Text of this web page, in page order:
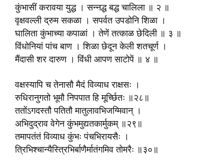
कुंभासीं करावया युद्ध । सन्नद्ध बद्ध चालिला ॥ २ ॥
वृक्षवल्ली द्रुम सकळा । सपर्वत उपडोनि शिळा ।
घालिता कुंभाच्या कपाळां । तेणें तत्काळ छेदिली ॥ ३ ॥
विंधोनियां पांच बाण । शिळा छेदून केली शतचूर्ण ।
मैंदासी शर दारुण । विंधी आपण साटोपें ॥ ४ ॥
वक्षस्यापि च तेनासौ मैदं विव्याध राक्षसः ।
रुधिरानुगतो भूमौ निपपात हि मूर्च्छितः ॥२८॥
ततोंऽगदस्तौ पतितौ मातुलावभिजग्मिवान् ।
अभिदुद्राव वेगेन कुंभमुद्यतकार्मुकम् ॥२९॥
तमापतंतं विव्याध कुंभः पंचभिरायसैः ।
त्रिभिश्चान्यैस्त्रिभिर्बाणैर्मातंगमिव तोमरैः ॥३०॥